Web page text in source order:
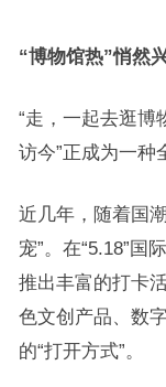
“博物馆热”悄然
“走，一起去逛博
访今”正成为一种
近几年，随着国
宠”。在“5.18”国
推出丰富的打卡
色文创产品、数
的“打开方式”。